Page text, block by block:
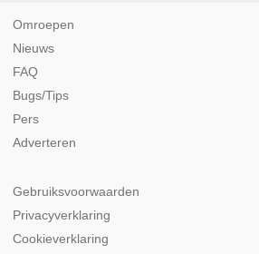
Omroepen
Nieuws
FAQ
Bugs/Tips
Pers
Adverteren
Gebruiksvoorwaarden
Privacyverklaring
Cookieverklaring